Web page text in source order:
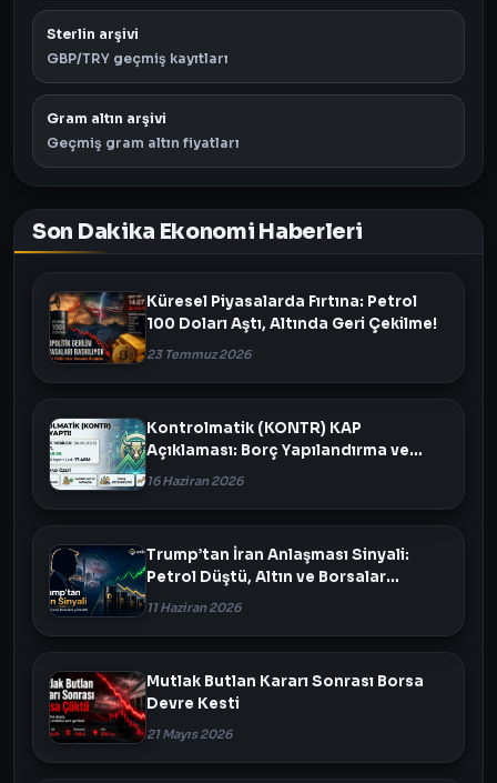
Sterlin arşivi
GBP/TRY geçmiş kayıtları
Gram altın arşivi
Geçmiş gram altın fiyatları
Son Dakika Ekonomi Haberleri
Küresel Piyasalarda Fırtına: Petrol
100 Doları Aştı, Altında Geri Çekilme!
23 Temmuz 2026
Kontrolmatik (KONTR) KAP
Açıklaması: Borç Yapılandırma ve
Varlık Satışı Masada
16 Haziran 2026
Trump’tan İran Anlaşması Sinyali:
Petrol Düştü, Altın ve Borsalar
Yükseldi
11 Haziran 2026
Mutlak Butlan Kararı Sonrası Borsa
Devre Kesti
21 Mayıs 2026